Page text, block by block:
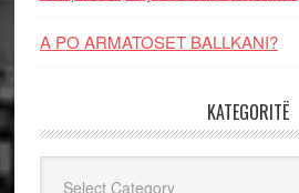
A PO ARMATOSET BALLKANI?
KATEGORITË